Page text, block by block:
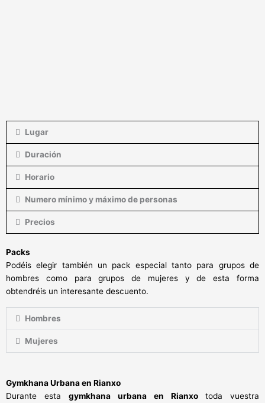
Lugar
Duración
Horario
Numero mínimo y máximo de personas
Precios
Packs
Podéis elegir también un pack especial tanto para grupos de
hombres como para grupos de mujeres y de esta forma
obtendréis un interesante descuento.
Hombres
Mujeres
Gymkhana Urbana en Rianxo
Durante esta gymkhana urbana en Rianxo toda vuestra